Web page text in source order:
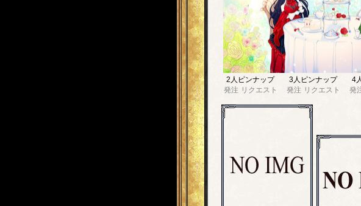
2人ピンナップ
発注 リクエスト
3人ピンナップ
発注 リクエスト
4
発